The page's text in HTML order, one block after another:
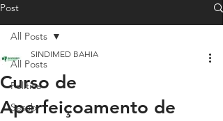
Post
All Posts
Política
Sesab
All Posts
Curso de
Aperfeiçoamento de
SINDIMED BAHIA